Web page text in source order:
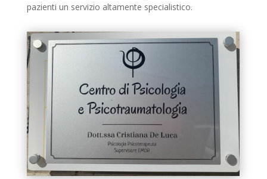
pazienti un servizio altamente specialistico.